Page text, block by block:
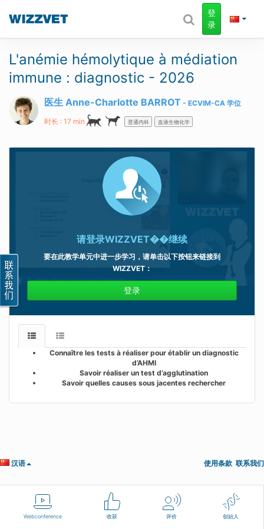
Webconference 收获 评价 创始人
登
录
L'anémie hémolytique à médiation
immune : diagnostic - 2026
医生 Anne-Charlotte BARROT ECVIM-CA 学位
时长 : 17 min 普通内科 血液生物化学
请登录WIZZVET��继续
要在此教学单元中进一步学习，请单击以下按钮来链接到
WIZZVET：
登录
Connaître les tests à réaliser pour établir un diagnostic
d’AHMI
Savoir réaliser un test d’agglutination
Savoir quelles causes sous jacentes rechercher
汉语 使用条款 联系我们